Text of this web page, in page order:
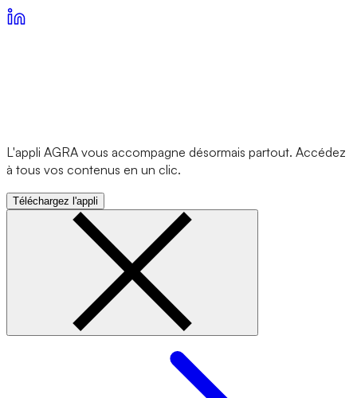
L'appli AGRA vous accompagne désormais partout. Accédez
à tous vos contenus en un clic.
Téléchargez l'appli